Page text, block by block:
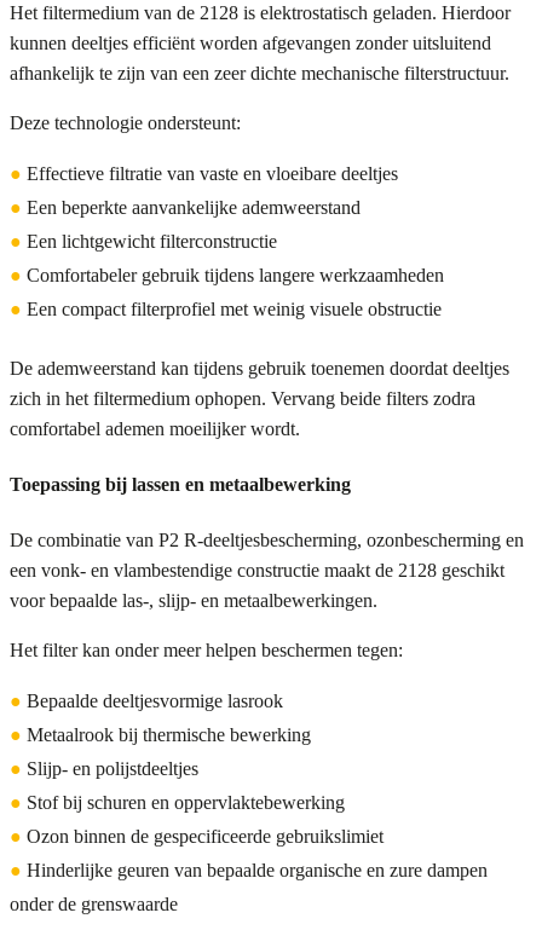
Het filtermedium van de 2128 is elektrostatisch geladen. Hierdoor
kunnen deeltjes efficiënt worden afgevangen zonder uitsluitend
afhankelijk te zijn van een zeer dichte mechanische filterstructuur.
Deze technologie ondersteunt:
● Effectieve filtratie van vaste en vloeibare deeltjes
● Een beperkte aanvankelijke ademweerstand
● Een lichtgewicht filterconstructie
● Comfortabeler gebruik tijdens langere werkzaamheden
● Een compact filterprofiel met weinig visuele obstructie
De ademweerstand kan tijdens gebruik toenemen doordat deeltjes
zich in het filtermedium ophopen. Vervang beide filters zodra
comfortabel ademen moeilijker wordt.
Toepassing bij lassen en metaalbewerking
De combinatie van P2 R-deeltjesbescherming, ozonbescherming en
een vonk- en vlambestendige constructie maakt de 2128 geschikt
voor bepaalde las-, slijp- en metaalbewerkingen.
Het filter kan onder meer helpen beschermen tegen:
● Bepaalde deeltjesvormige lasrook
● Metaalrook bij thermische bewerking
● Slijp- en polijstdeeltjes
● Stof bij schuren en oppervlaktebewerking
● Ozon binnen de gespecificeerde gebruikslimiet
● Hinderlijke geuren van bepaalde organische en zure dampen
onder de grenswaarde